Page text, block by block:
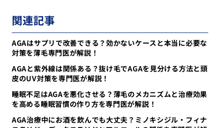
関連記事
AGAはサプリで改善できる？効かないケースと本当に必要な
対策を薄毛専門医が解説！
AGAと紫外線は関係ある？抜け毛でAGAを見分ける方法と頭
皮のUV対策を専門医が解説！
睡眠不足はAGAを悪化させる？薄毛のメカニズムと治療効果
を高める睡眠習慣の作り方を専門医が解説！
AGA治療中にお酒を飲んでも大丈夫？ミノキシジル・フィナ